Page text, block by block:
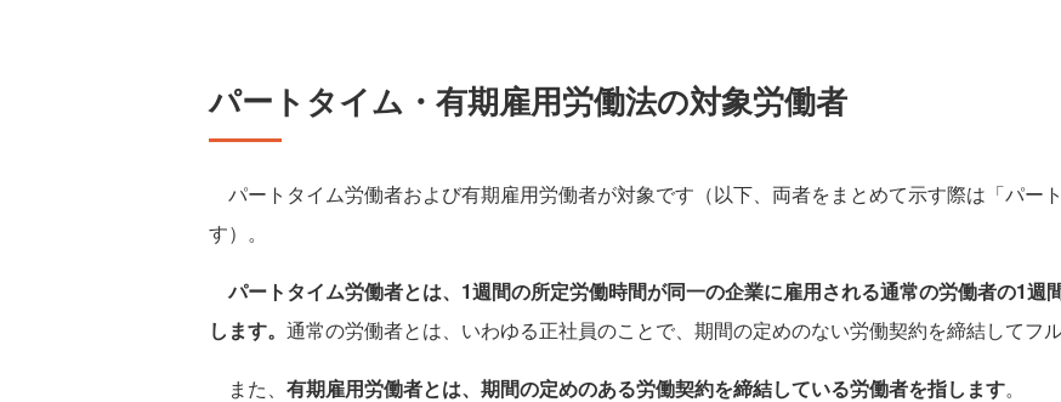
パートタイム・有期雇用労働法の対象労働者
パートタイム労働者および有期雇用労働者が対象です（以下、両者をまとめて示す際は「パー
す）。
パートタイム労働者とは、1週間の所定労働時間が同一の企業に雇用される通常の労働者の1週
します。 通常の労働者とは、いわゆる正社員のことで、期間の定めのない労働契約を締結してフ
また、 有期雇用労働者とは、期間の定めのある労働契約を締結している労働者を指します。